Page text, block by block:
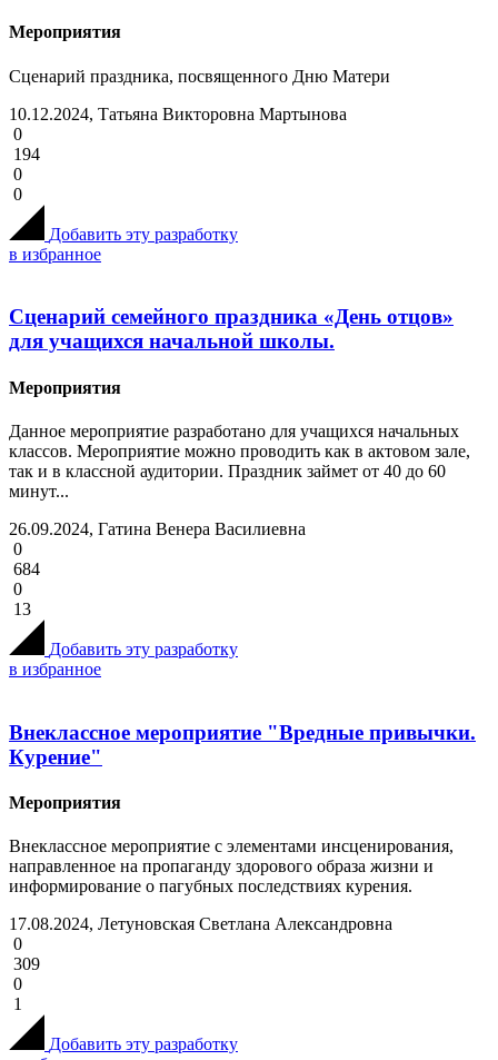
Мероприятия
Сценарий праздника, посвященного Дню Матери
10.12.2024, Татьяна Викторовна Мартынова
0
194
0
0
Добавить эту разработку
в избранное
Сценарий семейного праздника «День отцов»
для учащихся начальной школы.
Мероприятия
Данное мероприятие разработано для учащихся начальных
классов. Мероприятие можно проводить как в актовом зале,
так и в классной аудитории. Праздник займет от 40 до 60
минут...
26.09.2024, Гатина Венера Василиевна
0
684
0
13
Добавить эту разработку
в избранное
Внеклассное мероприятие "Вредные привычки.
Курение"
Мероприятия
Внеклассное мероприятие с элементами инсценирования,
направленное на пропаганду здорового образа жизни и
информирование о пагубных последствиях курения.
17.08.2024, Летуновская Светлана Александровна
0
309
0
1
Добавить эту разработку